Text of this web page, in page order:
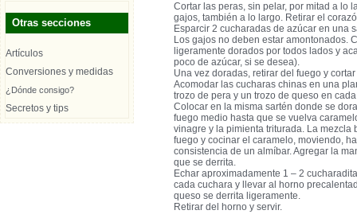
Otras secciones
Artículos
Conversiones y medidas
¿Dónde consigo?
Secretos y tips
Cortar las peras, sin pelar, por mitad a lo
gajos, también a lo largo. Retirar el
Esparcir 2 cucharadas de azúcar en una
Los gajos no deben estar amontonados.
ligeramente dorados por todos lados y
poco de azúcar, si se desea).
Una vez doradas, retirar del fuego y
Acomodar las cucharas chinas en una
trozo de pera y un trozo de queso en
Colocar en la misma sartén donde se
fuego medio hasta que se vuelva
vinagre y la pimienta triturada. La
fuego y cocinar el caramelo, moviendo,
consistencia de un almíbar. Agregar la
que se derrita.
Echar aproximadamente 1 – 2
cada cuchara y llevar al horno
queso se derrita ligeramente.
Retirar del horno y servir.